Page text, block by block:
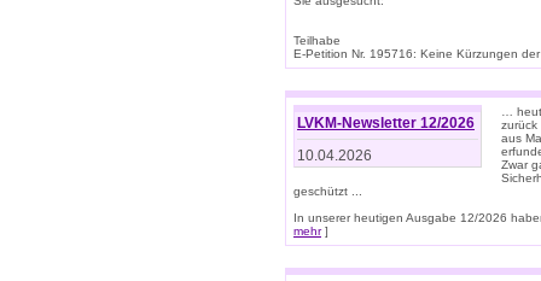
Teilhabe
E-Petition Nr. 195716: Keine Kürzungen
LVKM-Newsletter 12/2026
10.04.2026
…
zurück
aus
Zwar
geschützt ...
In unserer heutigen Ausgabe 12/2026
mehr]